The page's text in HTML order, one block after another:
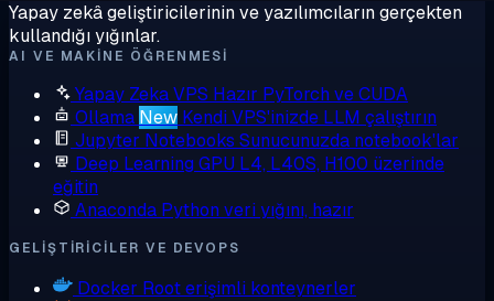
Yapay zekâ geliştiricilerinin ve yazılımcıların gerçekten
kullandığı yığınlar.
AI VE MAKINE ÖĞRENMESI
Yapay Zeka VPS Hazır PyTorch ve CUDA
Ollama New Kendi VPS'inizde LLM çalıştırın
Jupyter Notebooks Sunucunuzda notebook'lar
Deep Learning GPU L4, L40S, H100 üzerinde
eğitin
Anaconda Python veri yığını, hazır
GELIŞTIRICILER VE DEVOPS
Docker Root erişimli konteynerler